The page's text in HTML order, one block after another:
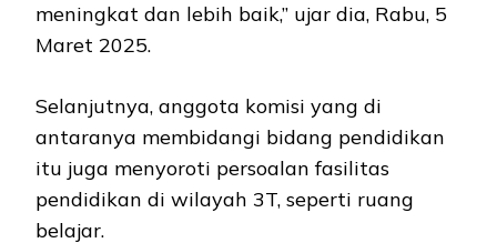
meningkat dan lebih baik,” ujar dia, Rabu, 5
Maret 2025.
Selanjutnya, anggota komisi yang di
antaranya membidangi bidang pendidikan
itu juga menyoroti persoalan fasilitas
pendidikan di wilayah 3T, seperti ruang
belajar.